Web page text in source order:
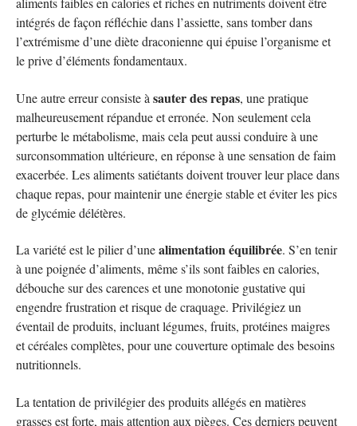
intégrés de façon réfléchie dans l’assiette, sans tomber dans
l’extrémisme d’une diète draconienne qui épuise l’organisme et
le prive d’éléments fondamentaux.
Une autre erreur consiste à sauter des repas, une pratique
malheureusement répandue et erronée. Non seulement cela
perturbe le métabolisme, mais cela peut aussi conduire à une
surconsommation ultérieure, en réponse à une sensation de faim
exacerbée. Les aliments satiétants doivent trouver leur place dans
chaque repas, pour maintenir une énergie stable et éviter les pics
de glycémie délétères.
La variété est le pilier d’unealimentation équilibrée. S’en tenir
à une poignée d’aliments, même s’ils sont faibles en calories,
débouche sur des carences et une monotonie gustative qui
engendre frustration et risque de craquage. Privilégiez un
éventail de produits, incluant légumes, fruits, protéines maigres
et céréales complètes, pour une couverture optimale des besoins
nutritionnels.
La tentation de privilégier des produits allégés en matières
grasses est forte, mais attention aux pièges. Ces derniers peuvent